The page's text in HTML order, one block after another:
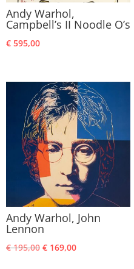
Andy Warhol,
Campbell’s II Noodle O’s
€ 595,00
Andy Warhol, John
Lennon
€195,00 Oorspronkelijke
€ 169,00Huidige